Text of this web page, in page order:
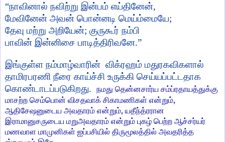
“நாவினால் நவிற்று இன்பம் எய்தினேன்,
மேவினேன் அவன் பொன்னடி மெய்ம்மையே;
தேவு மற்று அறியேன்; குருகூர் நம்பி
பாவின் இன்னிசை பாடித்திரிவனே.”
இங்குள்ள நம்மாழ்வாரின் விக்ரஹம் மதுரகவிகளால்
தாமிரபரணி நீரை காய்ச்சி உருக்கி செய்யப்பட்டதாக
கொண்டாடப்படுகிறது.
நமது தென்னசார்ய சம்ப்ரதாயத்துக்கு
மாசற்ற செம்பொன் விசதவாக் சிகாமணிகள் என்றும்,
ஆதிசேஷனுடைய அவதாரம் என்றும், யதீந்த்ரரான
இராமானுசருடைய மறுஅவதாரம் என்றும் புகழ் பெற்ற ஆச்சர்யர்
மணவாள மாமுனிகள் ஐப்பசியில் திருமூலத்தில் அவதரித்த